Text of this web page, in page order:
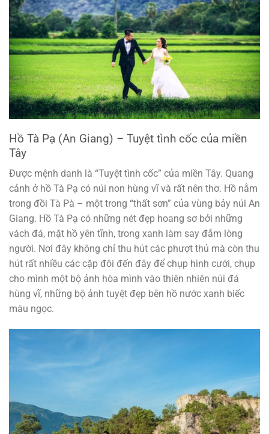
Hồ Tà Pạ (An Giang) – Tuyệt tình cốc của miền
Tây
Được mệnh danh là “Tuyệt tình cốc” của miền Tây. Quang
cảnh ở hồ Tà Pạ có núi non hùng vĩ và rất nên thơ. Hồ nằm
trong đồi Tà Pà – một trong “thất sơn” của vùng bảy núi An
Giang. Hồ Tà Pạ có những nét đẹp hoang sơ bởi những
vách đá, mặt hồ yên tĩnh, trong xanh làm say đắm lòng
người. Nơi đây không chỉ thu hút các phượt thủ mà còn thu
hút rất nhiều các cặp đôi đến đây để chụp hình cưới, chụp
cho mình một bộ ảnh hòa mình vào thiên nhiên núi đá
hùng vĩ, những bộ ảnh tuyệt đẹp bên hồ nước xanh biếc
màu ngọc.